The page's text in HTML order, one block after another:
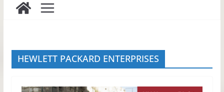
HEWLETT PACKARD ENTERPRISES